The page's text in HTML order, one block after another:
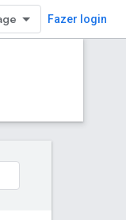
Fazer login